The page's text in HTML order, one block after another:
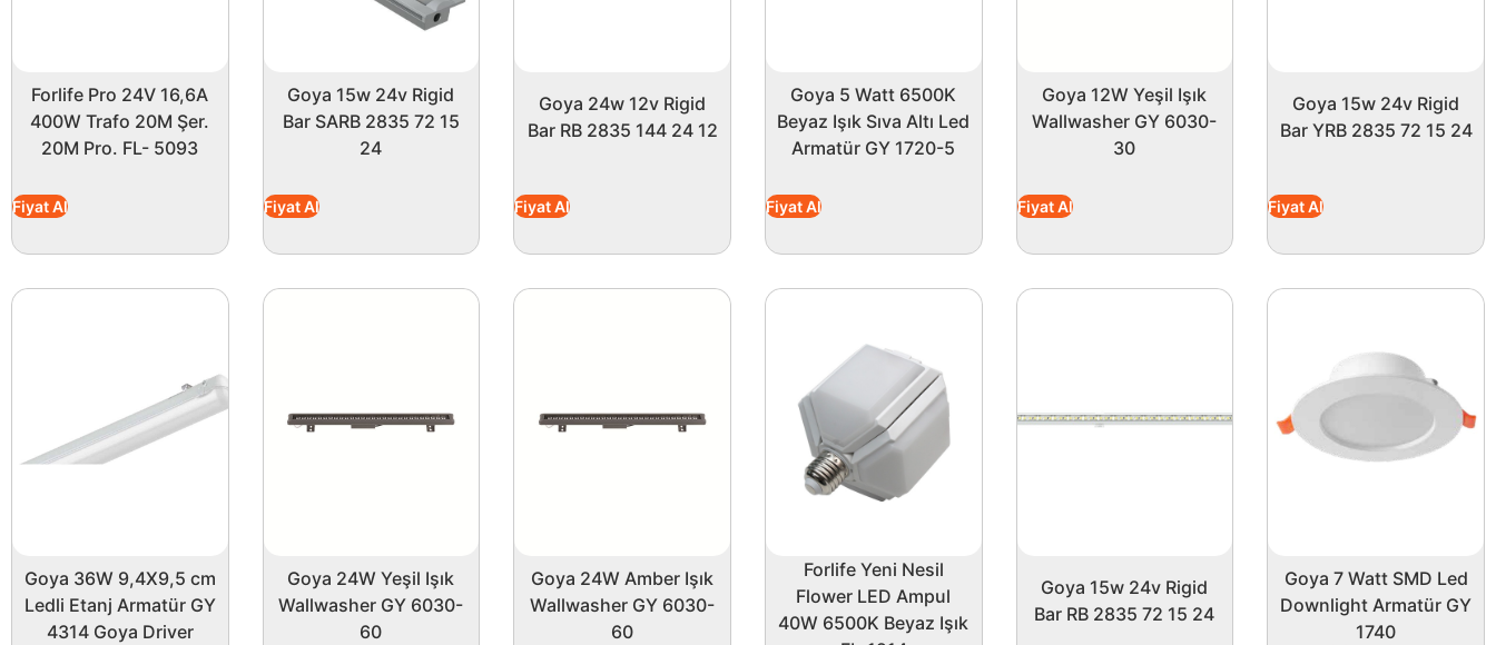
Forlife Pro 24V 16,6A
400W Trafo 20M Şer.
20M Pro. FL- 5093
Fiyat Al
Goya 15w 24v Rigid
Bar SARB 2835 72 15
24
Fiyat Al
Goya 24w 12v Rigid
Bar RB 2835 144 24 12
Fiyat Al
Goya 5 Watt 6500K
Beyaz Işık Sıva Altı Led
Armatür GY 1720-5
Fiyat Al
Goya 12W Yeşil Işık
Wallwasher GY 6030-
30
Fiyat Al
Goya 15w 24v Rigid
Bar YRB 2835 72 15 24
Fiyat Al
Goya 36W 9,4X9,5 cm
Ledli Etanj Armatür GY
4314 Goya Driver
Goya 24W Yeşil Işık
Wallwasher GY 6030-
60
Goya 24W Amber Işık
Wallwasher GY 6030-
60
Forlife Yeni Nesil
Flower LED Ampul
40W 6500K Beyaz Işık
Goya 15w 24v Rigid
Bar RB 2835 72 15 24
Goya 7 Watt SMD Led
Downlight Armatür GY
1740